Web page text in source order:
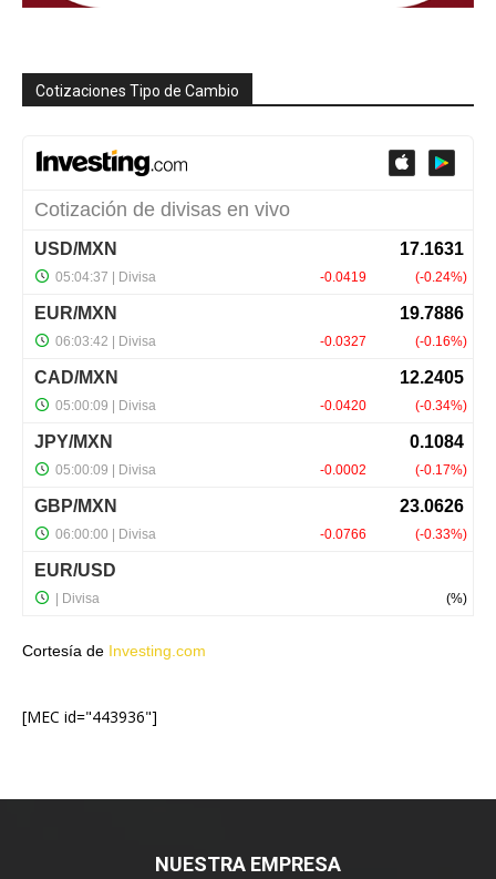
Cotizaciones Tipo de Cambio
Cortesía de Investing.com
[MEC id="443936"]
NUESTRA EMPRESA